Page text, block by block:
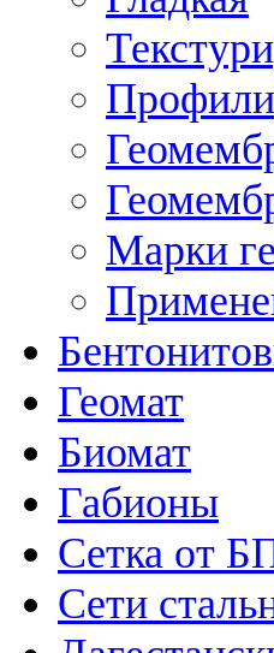
Марки
Геомат
Биомат
Габионы
Сетка от
Сети